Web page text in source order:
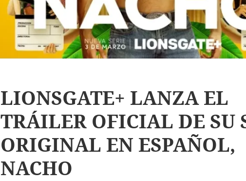
LIONSGATE+ LANZA EL
TRÁILER OFICIAL DE SU
ORIGINAL EN ESPAÑOL,
NACHO